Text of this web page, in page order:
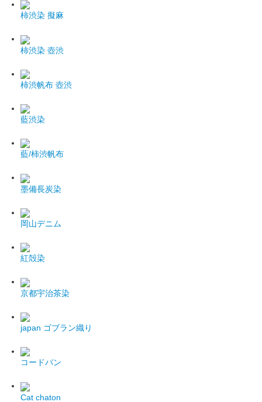
柿渋染 擬麻
柿渋染 壺渋
柿渋帆布 壺渋
藍渋染
藍/柿渋帆布
墨備長炭染
岡山デニム
紅殻染
京都宇治茶染
japan ゴブラン織り
コードバン
Cat chaton